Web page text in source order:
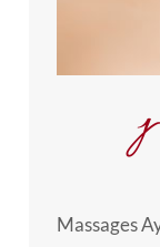
Massages